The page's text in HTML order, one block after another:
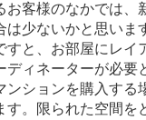
お客様のなかでは、
は少ないかと思いま
すと、お部屋にレイ
ディネーターが必要
ンションを購入する
す。限られた空間を